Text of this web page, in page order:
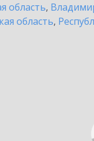
область,
область,